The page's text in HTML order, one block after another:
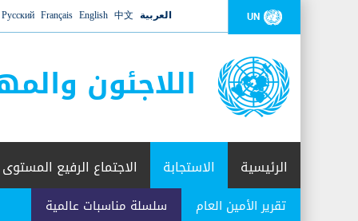
UN العربية 中文
English
Français
Русский
اللاجئون
الرئيسية الاستجابة
تقرير الأمين العام سلسلة مناسبات عالمية
الاجتماع الرفيع المستوى